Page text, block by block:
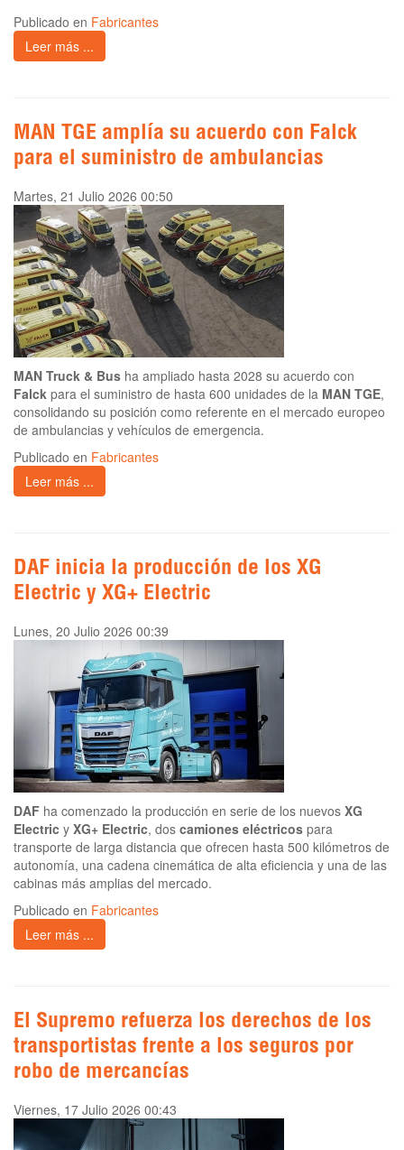
Publicado en Fabricantes
Leer más ...
MAN TGE amplía su acuerdo con Falck
para el suministro de ambulancias
Martes, 21 Julio 2026 00:50
MAN Truck & Bus ha ampliado hasta 2028 su acuerdo con
Falck para el suministro de hasta 600 unidades de la MAN TGE,
consolidando su posición como referente en el mercado europeo
de ambulancias y vehículos de emergencia.
Publicado en Fabricantes
Leer más ...
DAF inicia la producción de los XG
Electric y XG+ Electric
Lunes, 20 Julio 2026 00:39
DAF ha comenzado la producción en serie de los nuevos XG
Electric y XG+ Electric, dos camiones eléctricos para
transporte de larga distancia que ofrecen hasta 500 kilómetros de
autonomía, una cadena cinemática de alta eficiencia y una de las
cabinas más amplias del mercado.
Publicado en Fabricantes
Leer más ...
El Supremo refuerza los derechos de los
transportistas frente a los seguros por
robo de mercancías
Viernes, 17 Julio 2026 00:43